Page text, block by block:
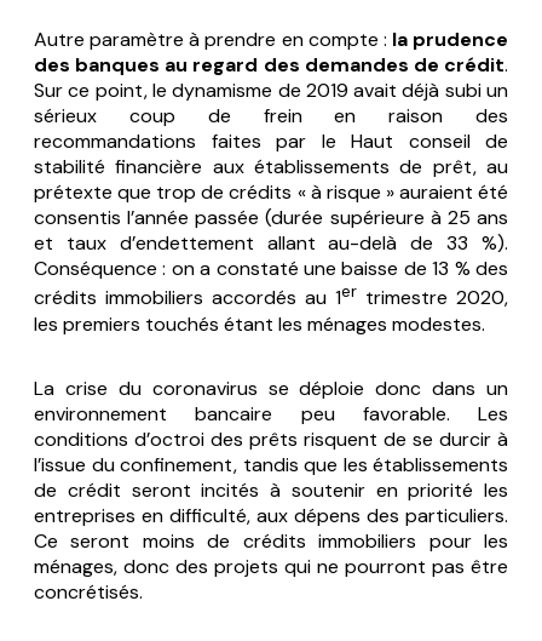
Autre paramètre à prendre en compte : la prudence
des banques au regard des demandes de crédit.
Sur ce point, le dynamisme de 2019 avait déjà subi un
sérieux coup de frein en raison des
recommandations faites par le Haut conseil de
stabilité financière aux établissements de prêt, au
prétexte que trop de crédits « à risque » auraient été
consentis l’année passée (durée supérieure à 25 ans
et taux d’endettement allant au-delà de 33 %).
Conséquence : on a constaté une baisse de 13 % des
crédits immobiliers accordés au 1er trimestre 2020,
les premiers touchés étant les ménages modestes.
La crise du coronavirus se déploie donc dans un
environnement bancaire peu favorable. Les
conditions d’octroi des prêts risquent de se durcir à
l’issue du confinement, tandis que les établissements
de crédit seront incités à soutenir en priorité les
entreprises en difficulté, aux dépens des particuliers.
Ce seront moins de crédits immobiliers pour les
ménages, donc des projets qui ne pourront pas être
concrétisés.